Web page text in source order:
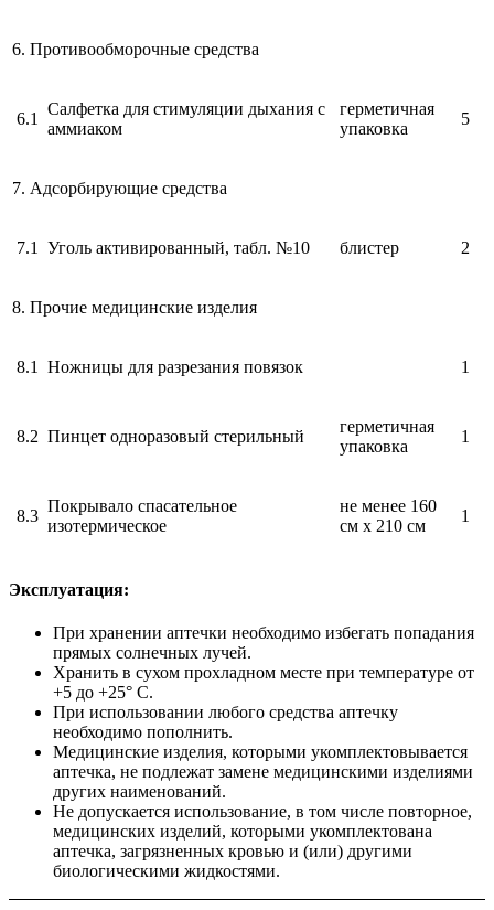
6. Противообморочные средства
6.1
Салфетка для стимуляции дыхания с
аммиаком
герметичная
упаковка
5
7. Адсорбирующие средства
7.1 Уголь активированный, табл. №10 блистер 2
8. Прочие медицинские изделия
8.1 Ножницы для разрезания повязок 1
8.2 Пинцет одноразовый стерильный
герметичная
упаковка
1
8.3
Покрывало спасательное
изотермическое
не менее 160
см х 210 см
1
Эксплуатация:
При хранении аптечки необходимо избегать попадания
прямых солнечных лучей.
Хранить в сухом прохладном месте при температуре от
+5 до +25° С.
При использовании любого средства аптечку
необходимо пополнить.
Медицинские изделия, которыми укомплектовывается
аптечка, не подлежат замене медицинскими изделиями
других наименований.
Не допускается использование, в том числе повторное,
медицинских изделий, которыми укомплектована
аптечка, загрязненных кровью и (или) другими
биологическими жидкостями.